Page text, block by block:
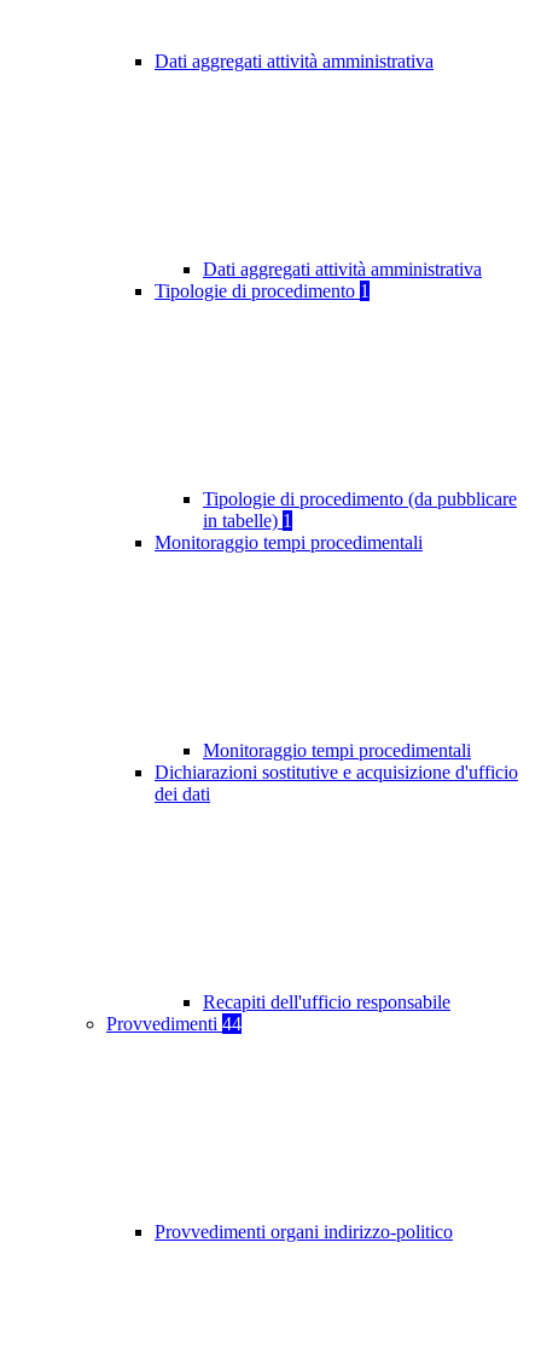
Dati aggregati attività amministrativa
Dati aggregati attività amministrativa
Tipologie di procedimento 1
Tipologie di procedimento (da pubblicare
in tabelle) 1
Monitoraggio tempi procedimentali
Monitoraggio tempi procedimentali
Dichiarazioni sostitutive e acquisizione d'ufficio
dei dati
Recapiti dell'ufficio responsabile
Provvedimenti 44
Provvedimenti organi indirizzo-politico